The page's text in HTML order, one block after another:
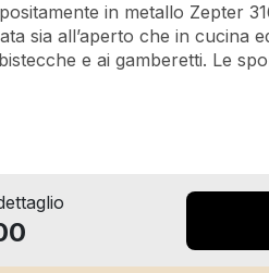
in metallo Zepter
sia all’aperto che in cucina
e ai gamberetti. Le